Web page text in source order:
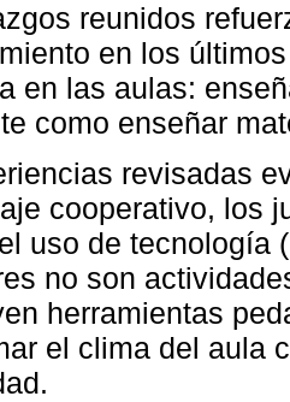
reunidos
en los
en las aulas:
como enseñar
revisadas
cooperativo, los
uso de tecnología
no son
herramientas
el clima del aula